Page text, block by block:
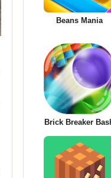
Beans Mania
Brick Breaker